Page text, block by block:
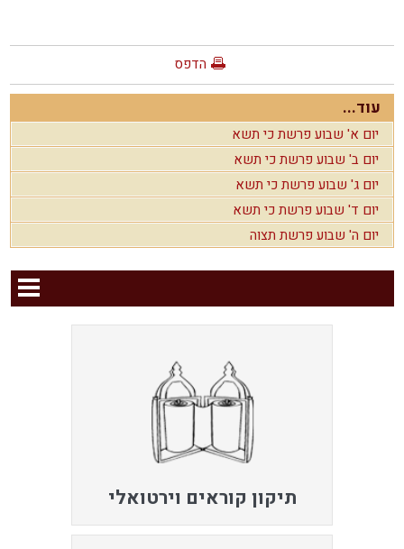
הדפס
עוד...
יום א' שבוע פרשת כי תשא
יום ב' שבוע פרשת כי תשא
יום ג' שבוע פרשת כי תשא
יום ד' שבוע פרשת כי תשא
יום ה' שבוע פרשת תצוה
תיקון קוראים וירטואלי